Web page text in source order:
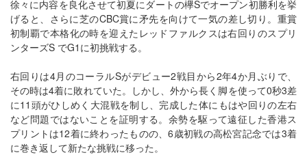
徐々に内容を良化させて初夏にダートの欅Sでオープン初勝利を挙
げると、さらに芝のCBC賞に矛先を向けて一気の差し切り。重賞
初制覇で本格化の時を迎えたレッドファルクスは右回りのスプリ
ンターズS でG1に初挑戦する。
右回りは4月のコーラルSがデビュー2戦目から2年4か月ぶりで、
その時は4着に敗れていた。しかし、外から長く脚を使って0秒3差
に11頭がひしめく大混戦を制し、完成した体にもはや回りの左右
など問題ではないことを証明する。余勢を駆って遠征した香港ス
プリントは12着に終わったものの、6歳初戦の高松宮記念では3着
に巻き返して新たな挑戦に移った。